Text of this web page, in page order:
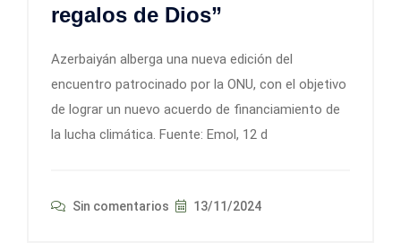
regalos de Dios”
Azerbaiyán alberga una nueva edición del
encuentro patrocinado por la ONU, con el objetivo
de lograr un nuevo acuerdo de financiamiento de
la lucha climática. Fuente: Emol, 12 d
Sin comentarios 13/11/2024